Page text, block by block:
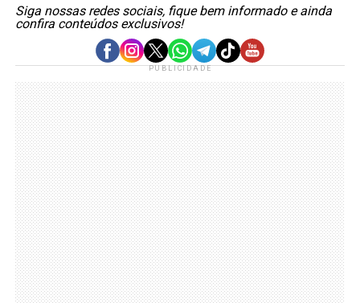
Siga nossas redes sociais, fique bem informado e ainda
confira conteúdos exclusivos!
PUBLICIDADE